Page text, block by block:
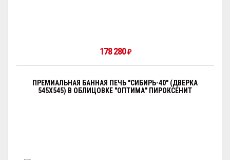
178 280₽
ПРЕМИАЛЬНАЯ БАННАЯ ПЕЧЬ "СИБИРЬ-40" (ДВЕРКА
545Х545) В ОБЛИЦОВКЕ "ОПТИМА" ПИРОКСЕНИТ